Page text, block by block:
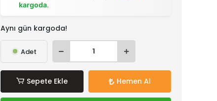
kargoda.
Aynı gün kargoda!
Adet
Sepete Ekle Hemen Al